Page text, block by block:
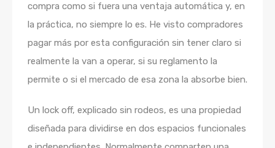
compra como si fuera una ventaja automática y, en
la práctica, no siempre lo es. He visto compradores
pagar más por esta configuración sin tener claro si
realmente la van a operar, si su reglamento la
permite o si el mercado de esa zona la absorbe bien.
Un lock off, explicado sin rodeos, es una propiedad
diseñada para dividirse en dos espacios funcionales